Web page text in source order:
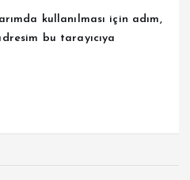
kullanılması için adım,
bu tarayıcıya